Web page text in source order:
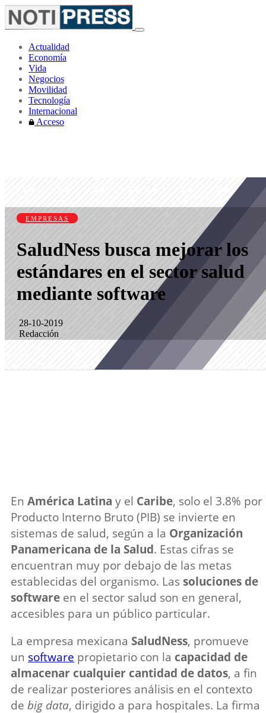
Actualidad
Economía
Vida
Negocios
Movilidad
Tecnología
Internacional
Acceso
EMPRESAS
SaludNess busca mejorar los
estándares en el sector salud
mediante software
28-10-2019
Redacción
En América Latina y el Caribe, solo el 3.8% por
Producto Interno Bruto (PIB) se invierte en
sistemas de salud, según a la Organización
Panamericana de la Salud. Estas cifras se
encuentran muy por debajo de las metas
establecidas del organismo. Las soluciones de
software en el sector salud son en general,
accesibles para un público particular.
La empresa mexicana SaludNess, promueve
un software propietario con la capacidad de
almacenar cualquier cantidad de datos, a fin
de realizar posteriores análisis en el contexto
de big data, dirigido a para hospitales. La firma